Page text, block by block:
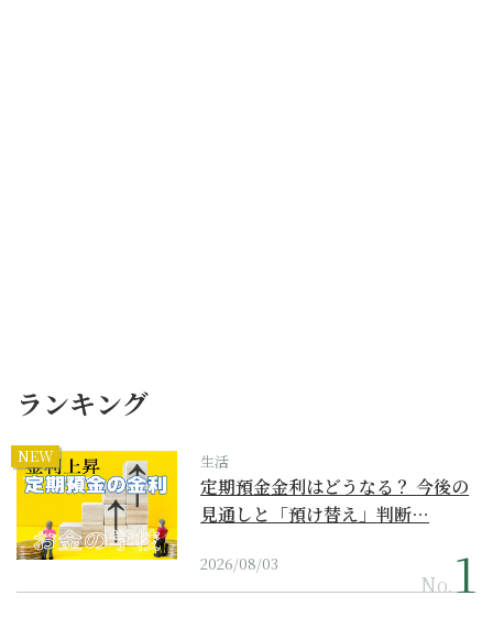
ランキング
NEW 生活
定期預金金利はどうなる？ 今後の
見通しと「預け替え」判断…
2026/08/03
No.